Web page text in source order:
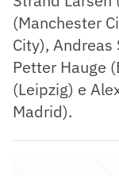
(Manchester
City),
Petter Hauge
(Leipzig) e
Madrid).